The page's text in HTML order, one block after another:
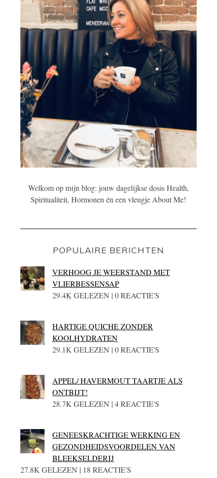
Welkom op mijn blog: jouw dagelijkse dosis Health,
Spiritualiteit, Hormonen én een vleugje About Me!
POPULAIRE BERICHTEN
VERHOOG JE WEERSTAND MET
VLIERBESSENSAP
29.4K GELEZEN | 0 REACTIE'S
HARTIGE QUICHE ZONDER
KOOLHYDRATEN
29.1K GELEZEN | 0 REACTIE'S
APPEL/ HAVERMOUT TAARTJE ALS
ONTBIJT!
28.7K GELEZEN | 4 REACTIE'S
GENEESKRACHTIGE WERKING EN
GEZONDHEIDSVOORDELEN VAN
BLEEKSELDERIJ
27.8K GELEZEN | 18 REACTIE'S